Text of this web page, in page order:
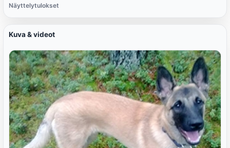
Näyttelytulokset
Kuva & videot